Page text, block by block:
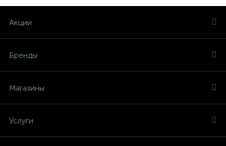
Акции
Бренды
Магазины
Услуги